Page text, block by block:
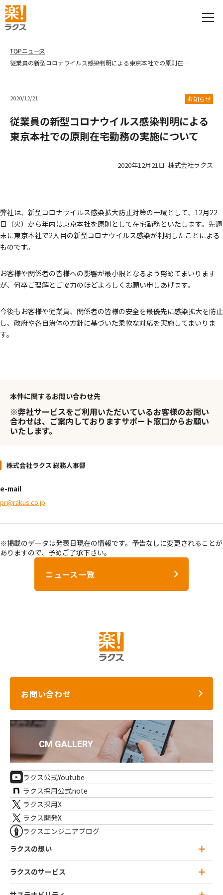
TOPニュース
従業員の新型コロナウイルス感染判明による東京本社での原則在宅勤務の実施について
2020/12/21 お知らせ
従業員の新型コロナウイルス感染判明による
東京本社での原則在宅勤務の実施について
2020年12月21日 株式会社ラクス
弊社は、新型コロナウイルス感染拡大防止対策の一環として、12月22
日（火）から年内は東京本社を原則として在宅勤務といたします。先週
末に東京本社で2人目の新型コロナウイルス感染が判明したことによる
ものです。
お客様や関係者の皆様への影響が最小限となるよう努めてまいります
が、何卒ご理解とご協力のほどよろしくお願い申しあげます。
今後もお客様や従業員、関係者の皆様の安全を最優先に感染拡大を防止
し、政府や各自治体の方針に基づいた柔軟な対応を実施してまいりま
す。
本件に関するお問い合わせ先
※弊社サービスをご利用いただいているお客様のお問い
合わせは、ご案内しておりますサポート窓口からお願い
いたします。
株式会社ラクス 総務人事部
e-mail
pr@rakus.co.jp
※掲載のデータは発表日現在の情報です。予告なしに変更されることが
ありますので、予めご了承下さい。
ニュース一覧
お問い合わせ
ラクス公式Youtube
ラクス採用公式note
ラクス採用X
ラクス開発X
ラクスエンジニアブログ
ラクスの想い
ラクスの想い トップ
ラクスのサービス